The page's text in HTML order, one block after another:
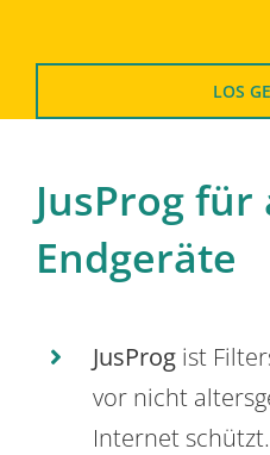
LOS
JusProg für
Endgeräte
JusProg ist
vor nicht
Internet schützt.